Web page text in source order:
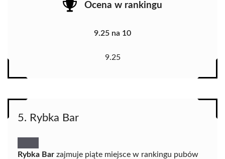
Ocena w rankingu
9.25 na 10
9.25
5. Rybka Bar
Rybka Bar zajmuje piąte miejsce w rankingu pubów